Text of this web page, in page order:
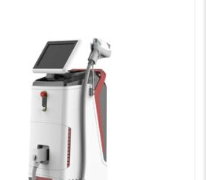
ذخیره نام، ایمیل و وبسایت من در مرورگر